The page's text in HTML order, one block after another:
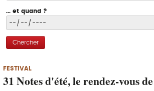
... et quand ?
Chercher
FESTIVAL
31 Notes d'été, le rendez-vous